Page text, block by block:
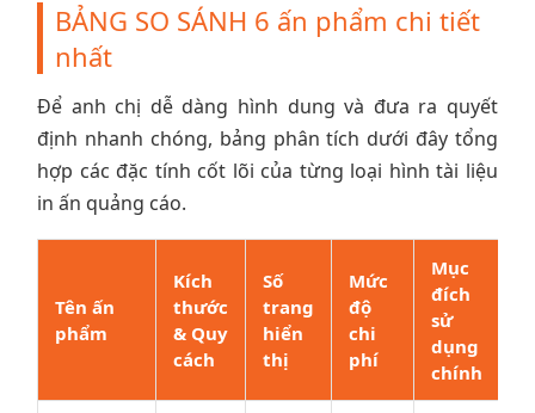
BẢNG SO SÁNH 6 ấn phẩm chi tiết
nhất
Để anh chị dễ dàng hình dung và đưa ra quyết
định nhanh chóng, bảng phân tích dưới đây tổng
hợp các đặc tính cốt lõi của từng loại hình tài liệu
in ấn quảng cáo.
Tên ấn
phẩm
Kích
thước
& Quy
cách
Số
trang
hiển
thị
Mức
độ
chi
phí
Mục
đích
sử
dụng
chính